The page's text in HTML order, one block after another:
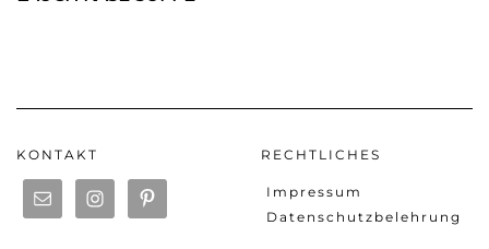
KONTAKT RECHTLICHES
Impressum
Datenschutzbelehrung